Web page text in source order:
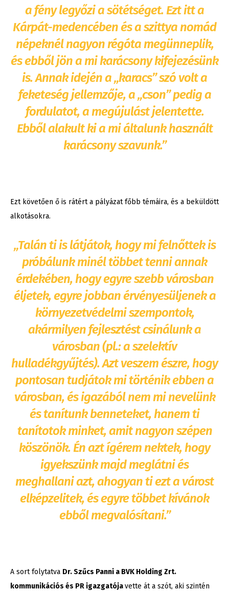
a fény legyőzi a sötétséget. Ezt itt a
Kárpát-medencében és a szittya nomád
népeknél nagyon régóta megünneplik,
és ebből jön a mi karácsony kifejezésünk
is. Annak idején a „karacs” szó volt a
feketeség jellemzője, a „cson” pedig a
fordulatot, a megújulást jelentette.
Ebből alakult ki a mi általunk használt
karácsony szavunk.”
Ezt követően ő is rátért a pályázat főbb témáira, és a beküldött
alkotásokra.
„Talán ti is látjátok, hogy mi felnőttek is
próbálunk minél többet tenni annak
érdekében, hogy egyre szebb városban
éljetek, egyre jobban érvényesüljenek a
környezetvédelmi szempontok,
akármilyen fejlesztést csinálunk a
városban (pl.: a szelektív
hulladékgyűjtés). Azt veszem észre, hogy
pontosan tudjátok mi történik ebben a
városban, és igazából nem mi nevelünk
és tanítunk benneteket, hanem ti
tanítotok minket, amit nagyon szépen
köszönök. Én azt ígérem nektek, hogy
igyekszünk majd meglátni és
meghallani azt, ahogyan ti ezt a várost
elképzelitek, és egyre többet kívánok
ebből megvalósítani.”
A sort folytatva Dr. Szűcs Panni a BVK Holding Zrt.
kommunikációs és PR igazgatójavette át a szót, aki szintén